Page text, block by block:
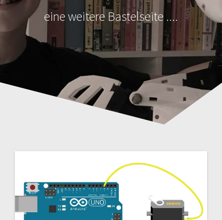
eine weitere Bastelseite ....